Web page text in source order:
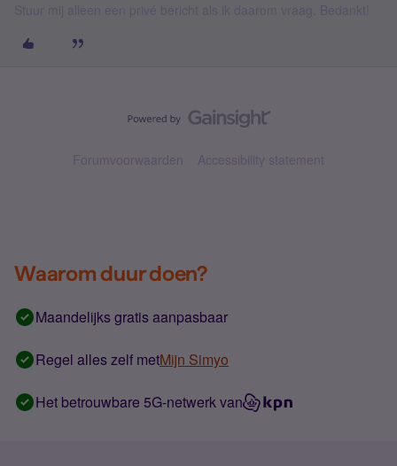
Forumvoorwaarden Accessibility statement
Waarom duur doen?
Maandelijks gratis aanpasbaar
Regel alles zelf metMijn Simyo
Het betrouwbare 5G-netwerk van